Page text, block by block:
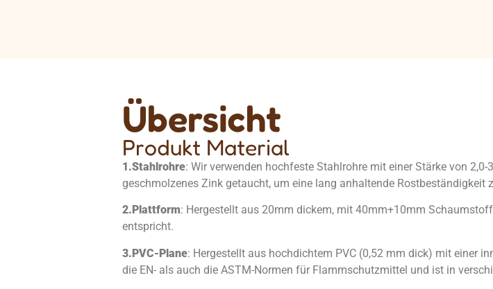
Übersicht
Produkt Material
1.Stahlrohre: Wir verwenden hochfeste Stahlrohre mit einer Stärke von
geschmolzenes Zink getaucht, um eine lang anhaltende Rostbeständigkeit
2. Plattform: Hergestellt aus 20mm dickem, mit 40mm+10mm
entspricht.
3.PVC-Plane: Hergestellt aus hochdichtem PVC (0,52 mm dick) mit einer
die EN- als auch die ASTM-Normen für Flammschutzmittel und ist in